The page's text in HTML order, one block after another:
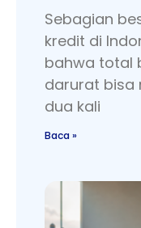
Sebagian
kredit di
bahwa total
darurat bisa
dua kali
Baca »